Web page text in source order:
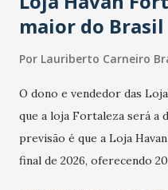
maior do Brasil
Por Lauriberto Carneiro
O dono e vendedor das
que a loja Fortaleza será a
previsão é que a Loja
final de 2026, oferecendo